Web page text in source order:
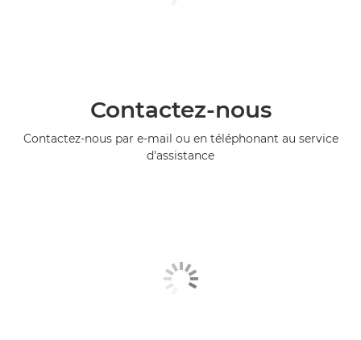
Contactez-nous
Contactez-nous par e-mail ou en téléphonant au service
d'assistance